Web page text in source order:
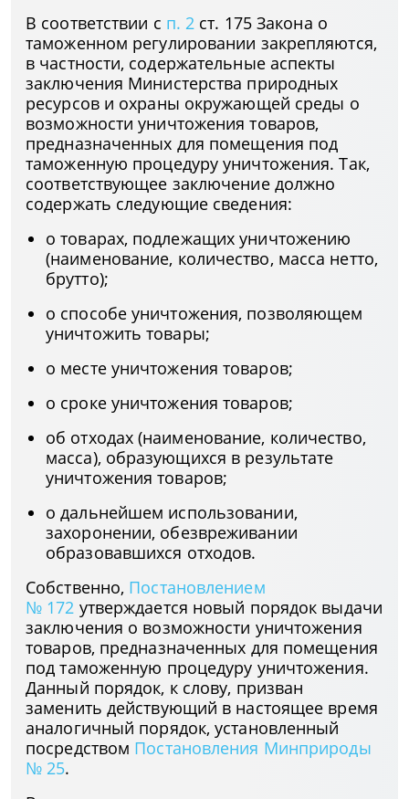
В соответствии с п. 2 ст. 175 Закона о
таможенном регулировании закрепляются,
в частности, содержательные аспекты
заключения Министерства природных
ресурсов и охраны окружающей среды о
возможности уничтожения товаров,
предназначенных для помещения под
таможенную процедуру уничтожения. Так,
соответствующее заключение должно
содержать следующие сведения:
о товарах, подлежащих уничтожению
(наименование, количество, масса нетто,
брутто);
о способе уничтожения, позволяющем
уничтожить товары;
о месте уничтожения товаров;
о сроке уничтожения товаров;
об отходах (наименование, количество,
масса), образующихся в результате
уничтожения товаров;
о дальнейшем использовании,
захоронении, обезвреживании
образовавшихся отходов.
Собственно, Постановлением
№ 172 утверждается новый порядок выдачи
заключения о возможности уничтожения
товаров, предназначенных для помещения
под таможенную процедуру уничтожения.
Данный порядок, к слову, призван
заменить действующий в настоящее время
аналогичный порядок, установленный
посредством Постановления Минприроды
№ 25.